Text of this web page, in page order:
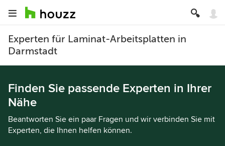
Experten für Laminat-Arbeitsplatten in
Darmstadt
Finden Sie passende Experten in Ihrer
Nähe
Beantworten Sie ein paar Fragen und wir verbinden Sie mit
Experten, die Ihnen helfen können.